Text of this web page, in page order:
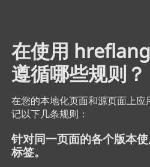
在使用
遵循哪些规则？
在您的本地化页面和源页面上
记以下几条规则：
针对同一页面的各个版本
标签。